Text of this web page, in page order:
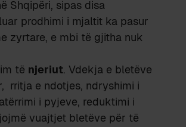
Shqipëri, sipas disa
prodhimi i mjaltit ka pasur
zyrtare, e mbi të gjitha nuk
të njeriut. Vdekja e bletëve
rritja e ndotjes, ndryshimi i
i pyjeve, reduktimi i
vuajtjet bletëve për të